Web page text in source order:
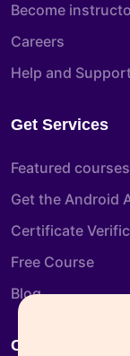
Become
Careers
Help and
Get Services
Featured courses
Get the Android
Certificate
Free Course
Blog
Company Info